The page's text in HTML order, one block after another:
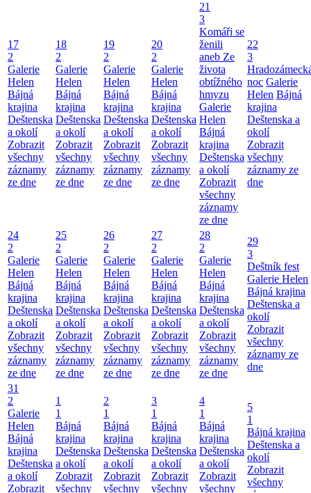
17
2
Galerie
Helen
Bájná
krajina
Deštenska
a okolí
Zobrazit
všechny
záznamy
ze dne
18
2
Galerie
Helen
Bájná
krajina
Deštenska
a okolí
Zobrazit
všechny
záznamy
ze dne
19
2
Galerie
Helen
Bájná
krajina
Deštenska
a okolí
Zobrazit
všechny
záznamy
ze dne
20
2
Galerie
Helen
Bájná
krajina
Deštenska
a okolí
Zobrazit
všechny
záznamy
ze dne
21
3
Komáři se
ženili
aneb Ze
života
obtížného
hmyzu
Galerie
Helen
Bájná
krajina
Deštenska
a okolí
Zobrazit
všechny
záznamy
ze dne
22
3
noc Galerie
Helen Bájná
krajina
Deštenska a
okolí
Zobrazit
všechny
záznamy ze
dne
24
2
Galerie
Helen
Bájná
krajina
Deštenska
a okolí
Zobrazit
všechny
záznamy
ze dne
25
2
Galerie
Helen
Bájná
krajina
Deštenska
a okolí
Zobrazit
všechny
záznamy
ze dne
26
2
Galerie
Helen
Bájná
krajina
Deštenska
a okolí
Zobrazit
všechny
záznamy
ze dne
27
2
Galerie
Helen
Bájná
krajina
Deštenska
a okolí
Zobrazit
všechny
záznamy
ze dne
28
2
Galerie
Helen
Bájná
krajina
Deštenska
a okolí
Zobrazit
všechny
záznamy
ze dne
29
3
Deštník fest
Galerie Helen
Bájná krajina
Deštenska a
okolí
Zobrazit
všechny
záznamy ze
dne
31
2
Galerie
Helen
Bájná
krajina
Deštenska
a okolí
Zobrazit
1
1
Bájná
krajina
Deštenska
a okolí
Zobrazit
všechny
2
1
Bájná
krajina
Deštenska
a okolí
Zobrazit
všechny
3
1
Bájná
krajina
Deštenska
a okolí
Zobrazit
všechny
4
1
Bájná
krajina
Deštenska
a okolí
Zobrazit
všechny
5
1
Bájná krajina
Deštenska a
okolí
Zobrazit
všechny